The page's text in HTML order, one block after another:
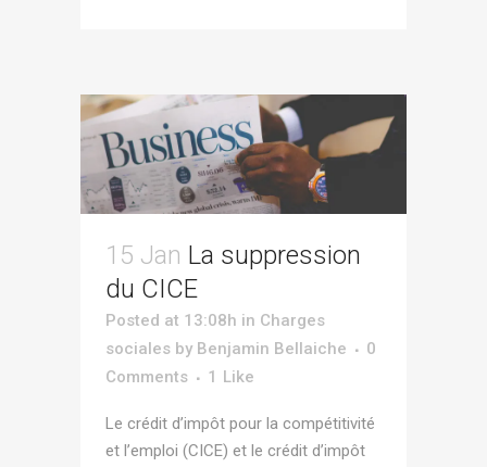
15 Jan La suppression
du CICE
Posted at 13:08h in Charges
sociales by Benjamin Bellaiche
0
Comments
1 Like
Le crédit d’impôt pour la compétitivité
et l’emploi (CICE) et le crédit d’impôt